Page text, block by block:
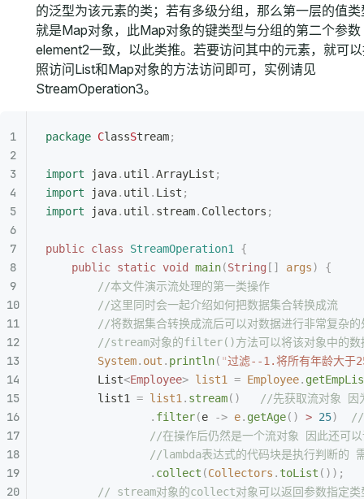
的泛型为该元素的类；若有多级分组，那么第一层的值类
就是Map对象，此Map对象的键类型与分组的第二个参数
element2一致，以此类推。若要访问其中的元素，就可
照访问List和Map对象的方法访问即可，实例请见
StreamOperation3。
package ClassStream;
import java. util .ArrayList ;
import java. util . List ;
import java. util . stream. Collectors ;
public class StreamOperation1
{
	public
static void main(String [] args)
{
		//本文件演示流处理的第一类操作
		//这里同时会一起介绍如何把数据集合转换成流
//将数据集合转换成流后可以对数据进行非常复杂
//stream对象的filter()方法可以将该对象中的
		System
. out . println( "过滤--1.将所有年龄大于
		List
<Employee> list1 = Employee.
		list1
= list1 . stream()
//先获取流对象 因
				.
filter(e -> e. getAge() > 25)
//
//在操作后仍然是一个流对象 因此
//lambda表达式的代码块是执行判断
				.
collect (Collectors . toList ());
// stream对象的collect对象可以返回参数指定类